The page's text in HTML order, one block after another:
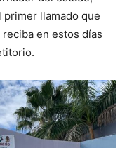
llamado que
en estos días